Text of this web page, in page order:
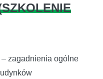
SZKOLENIE
zagadnienia ogólne